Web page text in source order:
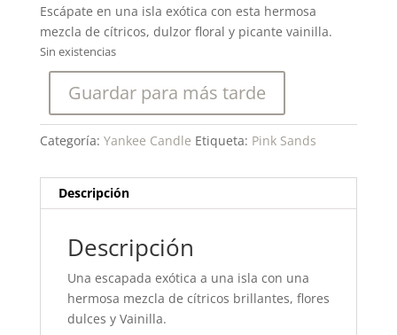
Escápate en una isla exótica con esta hermosa
mezcla de cítricos, dulzor floral y picante vainilla.
Sin existencias
Guardar para más tarde
Categoría: Yankee Candle Etiqueta: Pink Sands
Descripción
Descripción
Una escapada exótica a una isla con una
hermosa mezcla de cítricos brillantes, flores
dulces y Vainilla.